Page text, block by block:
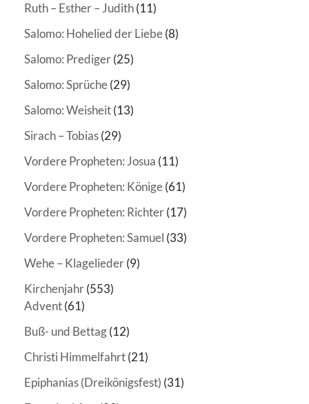
Ruth – Esther – Judith(11)
Salomo: Hohelied der Liebe(8)
Salomo: Prediger(25)
Salomo: Sprüche(29)
Salomo: Weisheit(13)
Sirach – Tobias(29)
Vordere Propheten: Josua (11)
Vordere Propheten: Könige(61)
Vordere Propheten: Richter(17)
Vordere Propheten: Samuel (33)
Wehe – Klagelieder(9)
Kirchenjahr(553)
Advent(61)
Buß- und Bettag(12)
Christi Himmelfahrt(21)
Epiphanias (Dreikönigsfest) (31)